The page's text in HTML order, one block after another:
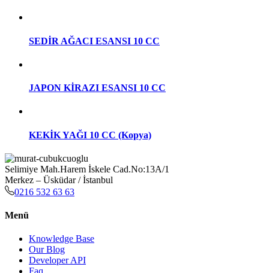
SEDİR AĞACI ESANSI 10 CC
JAPON KİRAZI ESANSI 10 CC
KEKİK YAĞI 10 CC (Kopya)
Selimiye Mah.Harem İskele Cad.No:13A/1
Merkez – Üsküdar / İstanbul
0216 532 63 63
Menü
Knowledge Base
Our Blog
Developer API